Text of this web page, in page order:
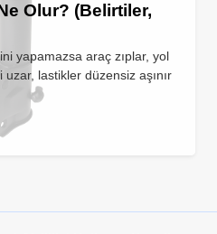
Olur? (Belirtiler,
yapamazsa araç zıplar, yol
lastikler düzensiz aşınır